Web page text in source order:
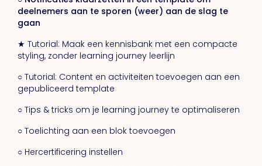
deelnemers aan te sporen (weer) aan de slag te
gaan
★ Tutorial: Maak een kennisbank met een compacte
styling, zonder learning journey leerlijn
○ Tutorial: Content en activiteiten toevoegen aan een
gepubliceerd template
○ Tips & tricks om je learning journey te optimaliseren
○ Toelichting aan een blok toevoegen
○ Hercertificering instellen